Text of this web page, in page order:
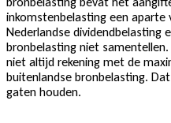
inkomstenbelasting een aparte
Nederlandse dividendbelasting
bronbelasting niet
niet altijd rekening met de
buitenlandse bronbelasting.
gaten houden.